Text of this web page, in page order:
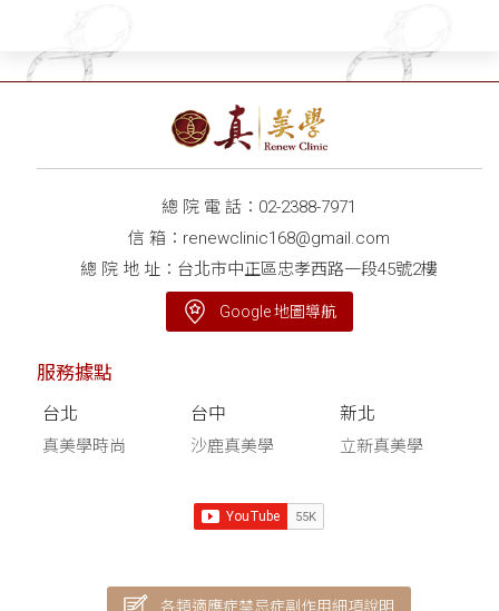
總 院 電 話： 02-2388-7971
信 箱： renewclinic168@gmail.com
總 院 地 址：台北市中正區忠孝西路一段45號2樓
Google 地圖導航
服務據點
台北
真美學時尚
台中
沙鹿真美學
新北
立新真美學
各類適應症禁忌症副作用細項說明